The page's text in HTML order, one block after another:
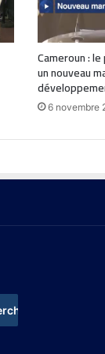
Cameroun :
un nouveau
6 novembre